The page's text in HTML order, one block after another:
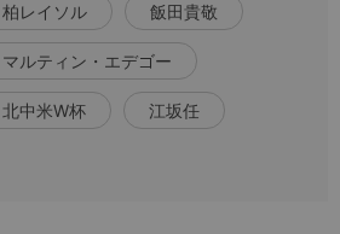
柏レイソル 飯田貴敬
マルティン・エデゴー
北中米W杯 江坂任